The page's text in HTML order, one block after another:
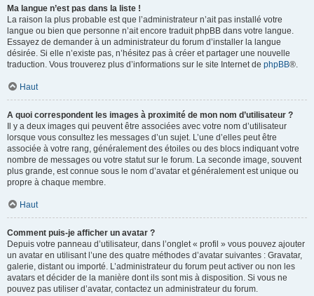
Ma langue n’est pas dans la liste !
La raison la plus probable est que l’administrateur n’ait pas installé votre
langue ou bien que personne n’ait encore traduit phpBB dans votre langue.
Essayez de demander à un administrateur du forum d’installer la langue
désirée. Si elle n’existe pas, n’hésitez pas à créer et partager une nouvelle
traduction. Vous trouverez plus d’informations sur le site Internet de phpBB®.
Haut
A quoi correspondent les images à proximité de mon nom d’utilisateur ?
Il y a deux images qui peuvent être associées avec votre nom d’utilisateur
lorsque vous consultez les messages d’un sujet. L’une d’elles peut être
associée à votre rang, généralement des étoiles ou des blocs indiquant votre
nombre de messages ou votre statut sur le forum. La seconde image, souvent
plus grande, est connue sous le nom d’avatar et généralement est unique ou
propre à chaque membre.
Haut
Comment puis-je afficher un avatar ?
Depuis votre panneau d’utilisateur, dans l’onglet « profil » vous pouvez ajouter
un avatar en utilisant l’une des quatre méthodes d’avatar suivantes : Gravatar,
galerie, distant ou importé. L’administrateur du forum peut activer ou non les
avatars et décider de la manière dont ils sont mis à disposition. Si vous ne
pouvez pas utiliser d’avatar, contactez un administrateur du forum.